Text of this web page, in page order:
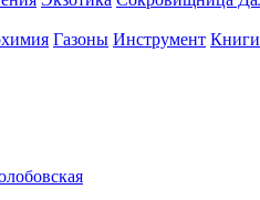
Газоны Инструмент Книги